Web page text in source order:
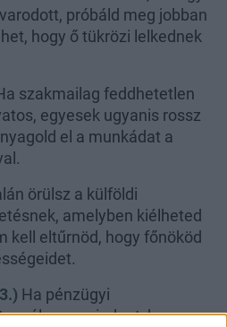
próbáld meg jobban
hogy ő tükrözi lelkednek
szakmailag feddhetetlen
egyesek ugyanis rossz
el a munkádat a
örülsz a külföldi
amelyben kiélheted
kell eltűrnöd, hogy főnököd
Ha pénzügyi
meg mindent, hogy